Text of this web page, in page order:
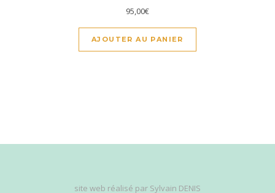
95,00€
AJOUTER AU PANIER
site web réalisé par Sylvain DENIS